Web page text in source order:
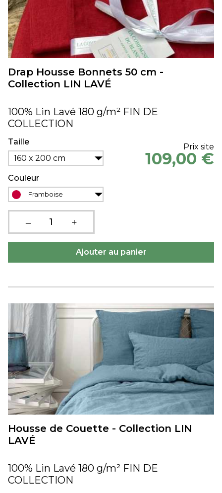
Drap Housse Bonnets 50 cm -
Collection LIN LAVÉ
100% Lin Lavé 180 g/m² FIN DE
COLLECTION
Taille
160 x 200 cm
Couleur
Framboise
Prix site
109,00 €
Housse de Couette - Collection LIN
LAVÉ
100% Lin Lavé 180 g/m² FIN DE
COLLECTION